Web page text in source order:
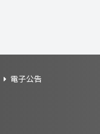
電子公告